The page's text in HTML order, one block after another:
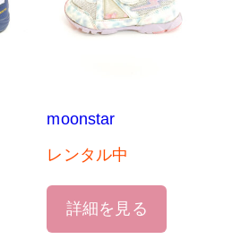
moonstar
レンタル中
詳細を見る